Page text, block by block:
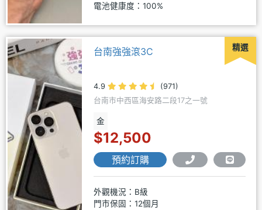
電池健康度：100%
精選
台南強強滾3C
4.9
(971)
台南市中西區海安路二段17之一號
金
$12,500
預約訂購
外觀機況：B級
門市保固：12個月